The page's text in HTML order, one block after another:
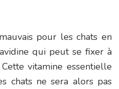
pour les chats en
qui peut se fixer à
vitamine essentielle
chats ne sera alors pas